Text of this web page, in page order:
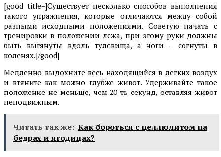
[good title=]Существует несколько способов выполнения
такого упражнения, которые отличаются между собой
разными исходными положениями. Советую начать с
тренировки в положении лежа, при этому руки должны
быть вытянуты вдоль туловища, а ноги – согнуты в
коленях.[/good]
Медленно выдохните весь находящийся в легких воздух
и втяните как можно глубже живот. Удерживайте такое
положение не меньше, чем 20-ть секунд, оставляя живот
неподвижным.
Читать так же: Как бороться с целлюлитом на
бедрах и ягодицах?